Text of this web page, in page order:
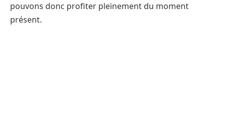
pouvons donc profiter pleinement du moment
présent.